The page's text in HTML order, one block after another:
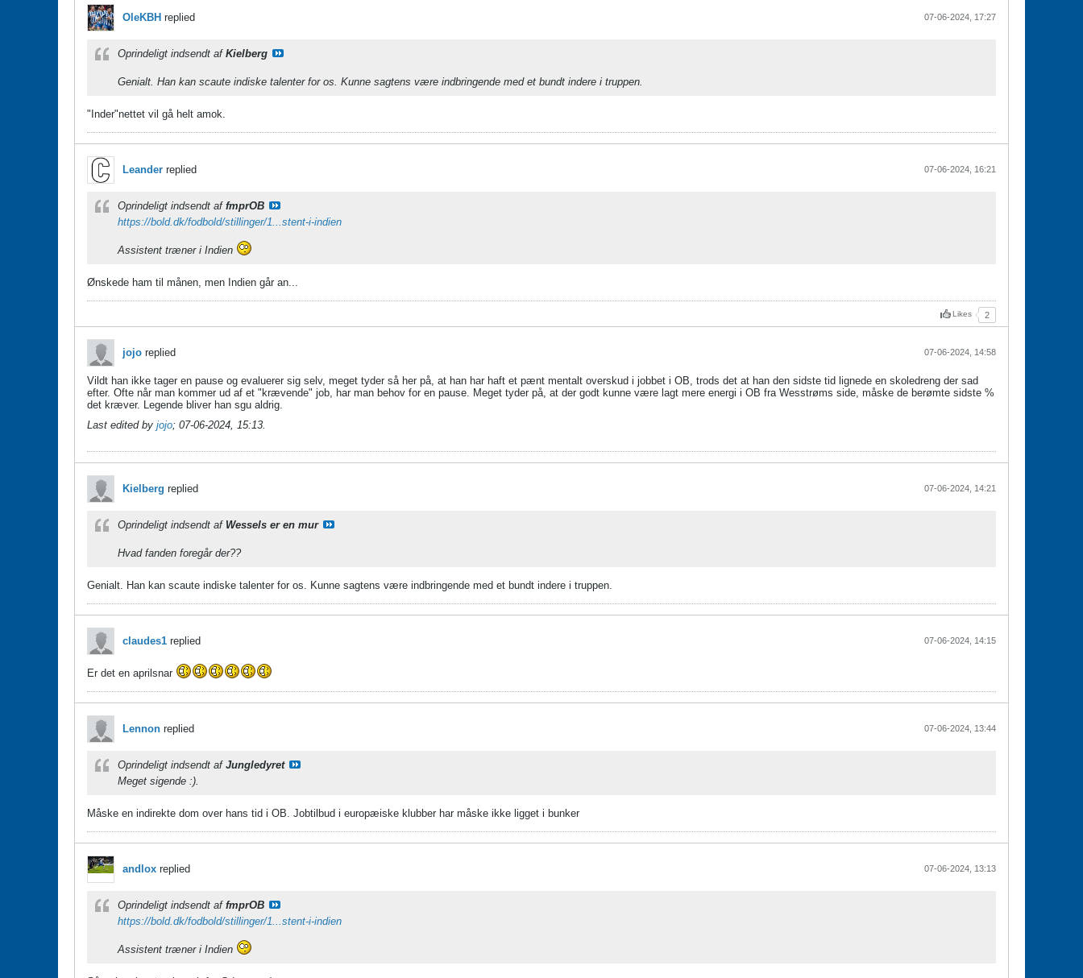
OleKBH replied 07-06-2024, 17:27
Oprindeligt indsendt af Kielberg
Genialt. Han kan scaute indiske talenter for os. Kunne sagtens være indbringende med et bundt indere i truppen.
"Inder"nettet vil gå helt amok.
Leander replied 07-06-2024, 16:21
Oprindeligt indsendt af fmprOB
https://bold.dk/fodbold/stillinger/1...stent-i-indien
Assistent træner i Indien
Ønskede ham til månen, men Indien går an...
Likes 2
jojo replied 07-06-2024, 14:58
Vildt han ikke tager en pause og evaluerer sig selv, meget tyder så her på, at han har haft et pænt mentalt overskud i jobbet i OB, trods det at han den sidste tid lignede en skoledreng der sad
efter. Ofte når man kommer ud af et "krævende" job, har man behov for en pause. Meget tyder på, at der godt kunne være lagt mere energi i OB fra Wesstrøms side, måske de berømte sidste %
det kræver. Legende bliver han sgu aldrig.
Last edited by jojo; 07-06-2024, 15:13
Kielberg replied 07-06-2024, 14:21
Oprindeligt indsendt af Wessels er en mur
Hvad fanden foregår der??
Genialt. Han kan scaute indiske talenter for os. Kunne sagtens være indbringende med et bundt indere i truppen.
claudes1 replied 07-06-2024, 14:15
Er det en aprilsnar
Lennon replied 07-06-2024, 13:44
Oprindeligt indsendt af Jungledyret
Meget sigende :).
Måske en indirekte dom over hans tid i OB. Jobtilbud i europæiske klubber har måske ikke ligget i bunker
andlox replied 07-06-2024, 13:13
Oprindeligt indsendt af fmprOB
https://bold.dk/fodbold/stillinger/1...stent-i-indien
Assistent træner i Indien